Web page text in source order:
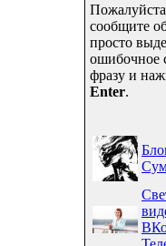
сообщите
просто
ошибочное
фразу и
Enter.